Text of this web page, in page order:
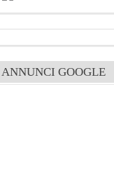
ANNUNCI GOOGLE